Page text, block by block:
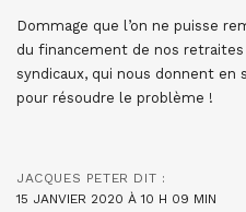
Dommage que l’on ne puisse
du financement de nos retraites
syndicaux, qui nous donnent
pour résoudre le problème !
JACQUES PETER DIT :
15 JANVIER 2020 À 10 H 09 MIN